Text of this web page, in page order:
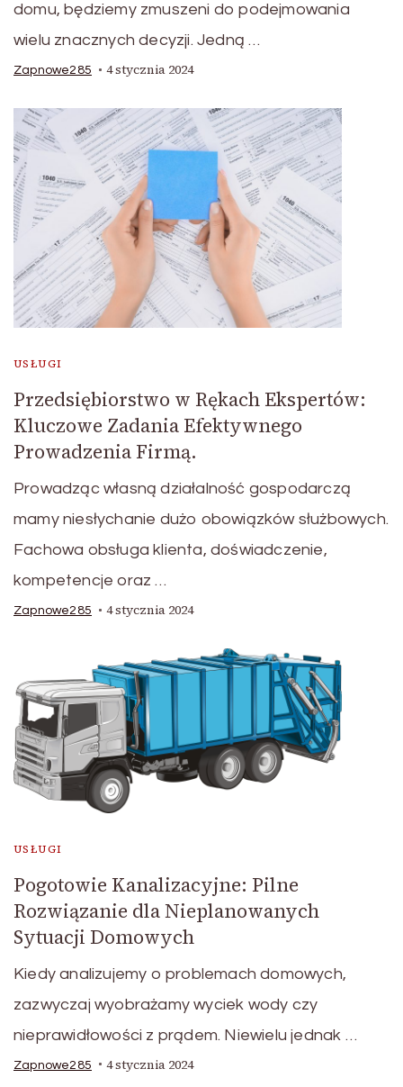
domu, będziemy zmuszeni do podejmowania
wielu znacznych decyzji. Jedną …
Zapnowe285 4 stycznia 2024
USŁUGI
Przedsiębiorstwo w Rękach Ekspertów:
Kluczowe Zadania Efektywnego
Prowadzenia Firmą.
Prowadząc własną działalność gospodarczą
mamy niesłychanie dużo obowiązków służbowych.
Fachowa obsługa klienta, doświadczenie,
kompetencje oraz …
Zapnowe285 4 stycznia 2024
USŁUGI
Pogotowie Kanalizacyjne: Pilne
Rozwiązanie dla Nieplanowanych
Sytuacji Domowych
Kiedy analizujemy o problemach domowych,
zazwyczaj wyobrażamy wyciek wody czy
nieprawidłowości z prądem. Niewielu jednak …
Zapnowe285 4 stycznia 2024